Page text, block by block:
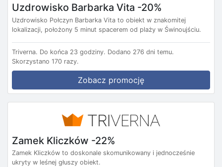
Uzdrowisko Barbarka Vita -20%
Uzdrowisko Połczyn Barbarka Vita to obiekt w znakomitej
lokalizacji, położony 5 minut spacerem od plaży w Świnoujściu.
Triverna. Do końca 23 godziny. Dodano 276 dni temu.
Skorzystano 170 razy.
Zobacz promocję
Zamek Kliczków -22%
Zamek Kliczków to doskonale skomunikowany i jednocześnie
ukryty w leśnej głuszy obiekt.